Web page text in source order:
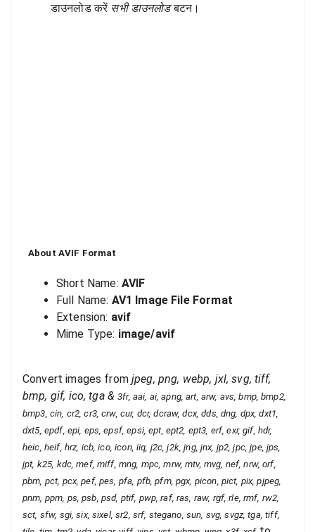
डाउनलोड करें सभी डाउनलोडबटन।
About AVIF Format
Short Name: AVIF
Full Name: AV1 Image File Format
Extension: avif
Mime Type: image/avif
Convert images fromjpeg, png, webp, jxl, svg, tiff,
bmp, gif, ico, tga&3fr, aai, ai, apng, art, arw, avs, bmp, bmp2,
bmp3, cin, cr2, cr3, crw, cur, dcr, dcraw, dcx, dds, dng, dpx, dxt1,
dxt5, epdf, epi, eps, epsf, epsi, ept, ept2, ept3, erf, exr, gif, hdr,
heic, heif, hrz, icb, ico, icon, iiq, j2c, j2k, jng, jnx, jp2, jpc, jpe, jps,
jpt, k25, kdc, mef, miff, mng, mpc, mrw, mtv, mvg, nef, nrw, orf,
pbm, pct, pcx, pef, pes, pfa, pfb, pfm, pgx, picon, pict, pix, pjpeg,
pnm, ppm, ps, psb, psd, ptif, pwp, raf, ras, raw, rgf, rle, rmf, rw2,
sct, sfw, sgi, six, sixel, sr2, srf, stegano, sun, svg, svgz, tga, tiff,